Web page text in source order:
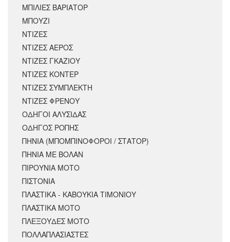
ΜΠΙΛΙΕΣ ΒΑΡΙΑΤΟΡ
ΜΠΟΥΖΙ
ΝΤΙΖΕΣ
ΝΤΙΖΕΣ ΑΕΡΟΣ
ΝΤΙΖΕΣ ΓΚΑΖΙΟΥ
ΝΤΙΖΕΣ ΚΟΝΤΕΡ
ΝΤΙΖΕΣ ΣΥΜΠΛΕΚΤΗ
ΝΤΙΖΕΣ ΦΡΕΝΟΥ
ΟΔΗΓΟΙ ΑΛΥΣΙΔΑΣ
ΟΔΗΓΟΣ ΡΟΠΗΣ
ΠΗΝΙΑ (ΜΠΟΜΠΙΝΟΦΟΡΟΙ / ΣΤΑΤΟΡ)
ΠΗΝΙΑ ΜΕ ΒΟΛΑΝ
ΠΙΡΟΥΝΙΑ ΜΟΤΟ
ΠΙΣΤΟΝΙΑ
ΠΛΑΣΤΙΚΑ - ΚΑΒΟΥΚΙΑ ΤΙΜΟΝΙΟΥ
ΠΛΑΣΤΙΚΑ ΜΟΤΟ
ΠΛΕΞΟΥΔΕΣ ΜΟΤΟ
ΠΟΛΛΑΠΛΑΣΙΑΣΤΕΣ